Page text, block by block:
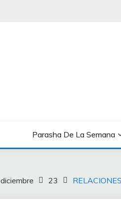
Parasha De La Semana
diciembre 23